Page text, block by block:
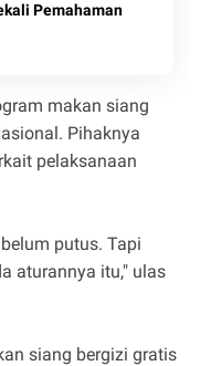
Pemahaman
makan siang
Pihaknya
pelaksanaan
putus. Tapi
aturannya itu," ulas
siang bergizi gratis